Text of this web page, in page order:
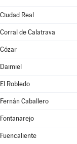
Ciudad Real
Corral de Calatrava
Cózar
Daimiel
El Robledo
Fernán Caballero
Fontanarejo
Fuencaliente